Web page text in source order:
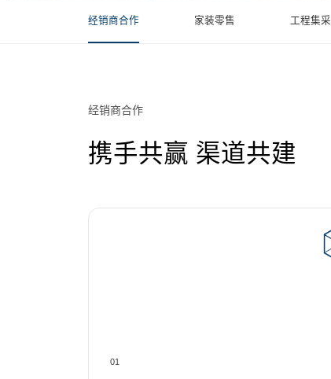
经销商合作 家装零售 工程集采
经销商合作
携手共赢 渠道共建
01